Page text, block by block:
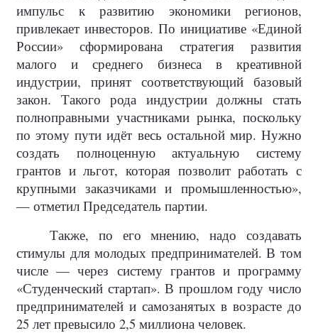
импульс к развитию экономики регионов,
привлекает инвесторов. По инициативе «Единой
России» сформирована стратегия развития
малого и среднего бизнеса в креативной
индустрии, принят соответствующий базовый
закон. Такого рода индустрии должны стать
полноправными участниками рынка, поскольку
по этому пути идёт весь остальной мир. Нужно
создать полноценную актуальную систему
грантов и льгот, которая позволит работать с
крупными заказчиками и промышленностью»,
— отметил Председатель партии.
Также, по его мнению, надо создавать
стимулы для молодых предпринимателей. В том
числе — через систему грантов и программу
«Студенческий стартап». В прошлом году число
предпринимателей и самозанятых в возрасте до
25 лет превысило 2,5 миллиона человек.